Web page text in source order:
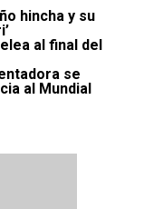
hincha y su
al final del
se
al Mundial